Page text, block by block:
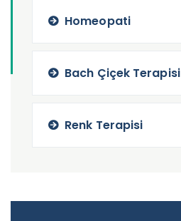
Homeopati
Bach Çiçek Terapisi
Renk Terapisi